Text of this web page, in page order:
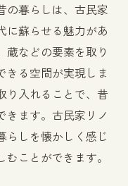
の暮らしは、古民家
に蘇らせる魅力があ
蔵などの要素を取り
きる空間が実現しま
り入れることで、昔
きます。古民家リノ
らしを懐かしく感じ
ことができます。